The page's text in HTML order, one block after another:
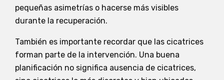
pequeñas asimetrías o hacerse más visibles
durante la recuperación.
También es importante recordar que las cicatrices
forman parte de la intervención. Una buena
planificación no significa ausencia de cicatrices,